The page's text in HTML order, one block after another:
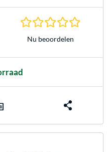
Nu beoordelen